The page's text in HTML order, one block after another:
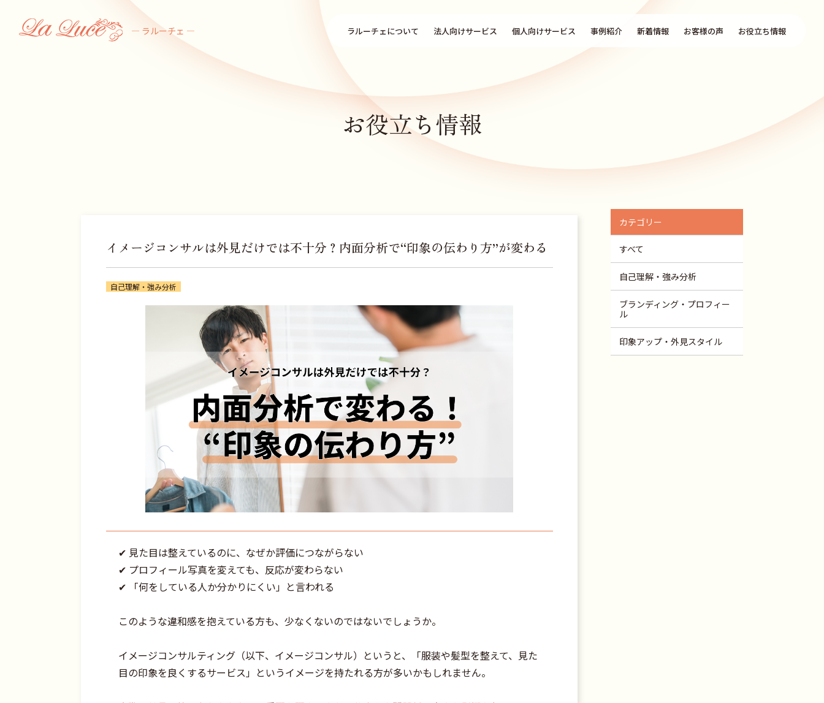
― ラルーチェ ― ラルーチェについて 法人向けサービス 個人向けサービス 事例紹介 新着情報 お客様の声 お役立ち情報
お役立ち情報
イメージコンサルは外見だけでは不十分？内面分析で“印象の伝わり方”が変わる
自己理解・強み分析
✔ 見た目は整えているのに、なぜか評価につながらない
✔ プロフィール写真を変えても、反応が変わらない
✔ 「何をしている人か分かりにくい」と言われる
このような違和感を抱えている方も、少なくないのではないでしょうか。
イメージコンサルティング（以下、イメージコンサル）というと、「服装や髪型を整えて、見た
目の印象を良くするサービス」というイメージを持たれる方が多いかもしれません。
カテゴリー
すべて
自己理解・強み分析
ブランディング・プロフィー
ル
印象アップ・外見スタイル